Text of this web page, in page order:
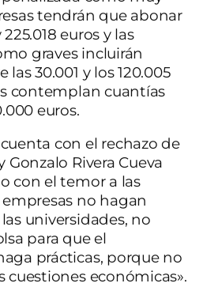
tendrán que abonar
euros y las
graves incluirán
30.001 y los 120.005
contemplan cuantías
euros.
con el rechazo de
Gonzalo Rivera Cueva
con el temor a las
empresas no hagan
universidades, no
para que el
prácticas, porque no
cuestiones económicas».